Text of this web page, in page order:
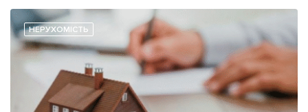
НЕРУХОМІСТЬ